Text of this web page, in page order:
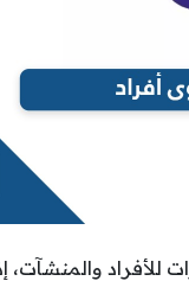
والمنشآت،